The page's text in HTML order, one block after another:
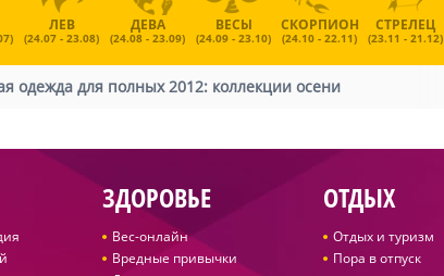
ЛЕВ
(24.07 - 23.08)
ДЕВА
(24.08 - 23.09)
ВЕСЫ
(24.09 - 23.10)
СКОРПИОН
(24.10 - 22.11)
СТРЕЛЕЦ
(23.11 - 21.12)
одежда для полных 2012: коллекции осени
ЗДОРОВЬЕ
Вес-онлайн
Вредные привычки
ОТДЫХ
Отдых и туризм
Пора в отпуск